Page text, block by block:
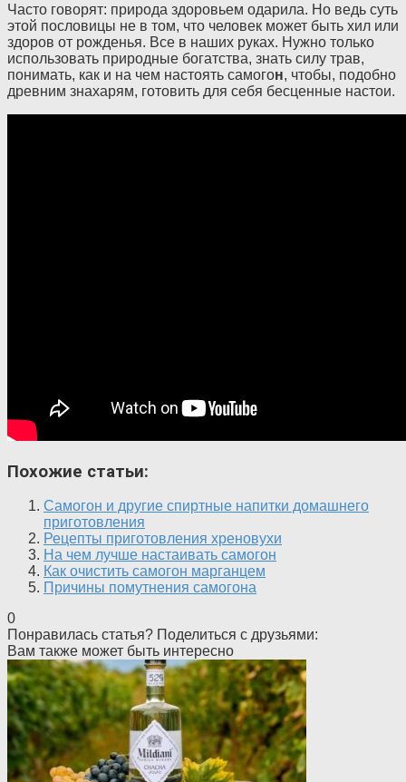
Часто говорят: природа здоровьем одарила. Но ведь суть
этой пословицы не в том, что человек может быть хил или
здоров от рожденья. Все в наших руках. Нужно только
использовать природные богатства, знать силу трав,
понимать, как и на чем настоять самогон, чтобы, подобно
древним знахарям, готовить для себя бесценные настои.
Похожие статьи:
Самогон и другие спиртные напитки домашнего
приготовления
Рецепты приготовления хреновухи
На чем лучше настаивать самогон
Как очистить самогон марганцем
Причины помутнения самогона
0
Понравилась статья? Поделиться с друзьями:
Вам также может быть интересно